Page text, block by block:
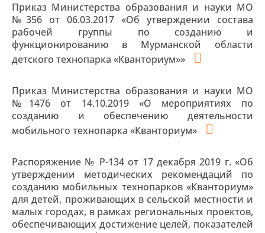
Приказ Министерства образования и науки МО
№356 от 06.03.2017 «Об утверждении состава
рабочей группы по созданию и
функционированию в Мурманской области
детского технопарка «Кванториум»»
Приказ Министерства образования и науки МО
№1476 от 14.10.2019 «О мероприятиях по
созданию и обеспечению деятельности
мобильного технопарка «Кванториум»
Распоряжение № Р-134 от 17 декабря 2019 г. «Об
утверждении методических рекомендаций по
созданию мобильных технопарков «Кванториум»
для детей, проживающих в сельской местности и
малых городах, в рамках региональных проектов,
обеспечивающих достижение целей, показателей